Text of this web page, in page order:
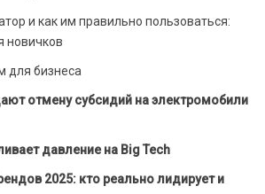
и как им правильно пользоваться:
новичков
для бизнеса
отмену субсидий на электромобили
давление на Big Tech
2025: кто реально лидирует и